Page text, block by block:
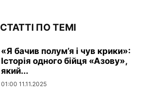
СТАТТІ ПО ТЕМІ
«Я бачив полум’я і чув крики»:
Історія одного бійця «Азову»,
який...
01:00 11.11.2025